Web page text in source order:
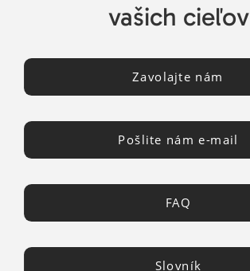
vašich cieľov
Zavolajte nám
Pošlite nám e-mail
FAQ
Slovník